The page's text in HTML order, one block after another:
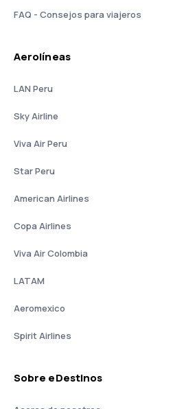
FAQ - Consejos para viajeros
Aerolíneas
LAN Peru
Sky Airline
Viva Air Peru
Star Peru
American Airlines
Copa Airlines
Viva Air Colombia
LATAM
Aeromexico
Spirit Airlines
Sobre eDestinos